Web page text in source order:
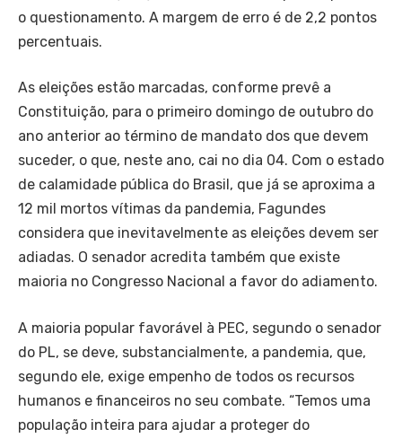
o questionamento. A margem de erro é de 2,2 pontos
percentuais.
As eleições estão marcadas, conforme prevê a
Constituição, para o primeiro domingo de outubro do
ano anterior ao término de mandato dos que devem
suceder, o que, neste ano, cai no dia 04. Com o estado
de calamidade pública do Brasil, que já se aproxima a
12 mil mortos vítimas da pandemia, Fagundes
considera que inevitavelmente as eleições devem ser
adiadas. O senador acredita também que existe
maioria no Congresso Nacional a favor do adiamento.
A maioria popular favorável à PEC, segundo o senador
do PL, se deve, substancialmente, a pandemia, que,
segundo ele, exige empenho de todos os recursos
humanos e financeiros no seu combate. “Temos uma
população inteira para ajudar a proteger do